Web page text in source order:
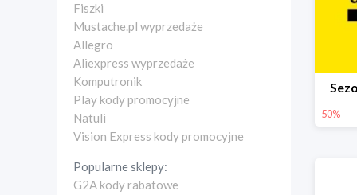
Fiszki
Mustache.pl wyprzedaże
Allegro
Aliexpress wyprzedaże
Komputronik
Play kody promocyjne
Natuli
Vision Express kody promocyjne
Popularne sklepy:
G2A kody rabatowe
50%